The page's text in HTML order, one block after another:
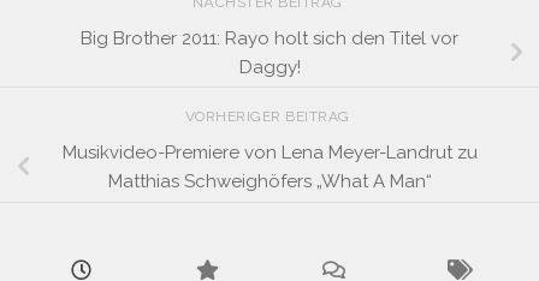
Big Brother 2011: Rayo holt sich den Titel vor
Daggy!
VORHERIGER BEITRAG
Musikvideo-Premiere von Lena Meyer-Landrut zu
Matthias Schweighöfers „What A Man“